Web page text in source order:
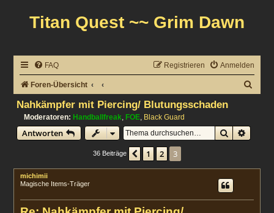
Titan Quest ~~ Grim Dawn
FAQ Anmelden
Registrieren
Foren-Übersicht
Nahkämpfer mit Piercing/ Blutungsschaden
Moderatoren: Handballfreak ,FOE Black Guard
Antworten Suche
36 Beiträge Vorherige
1 2 3
michimii
Magische Items-Träger